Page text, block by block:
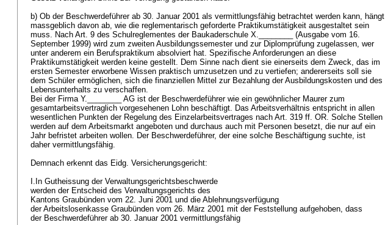
b) Ob der Beschwerdeführer ab 30. Januar 2001 als vermittlungsfähig betrachtet werden kann, hängt
massgeblich davon ab, wie die reglementarisch geforderte Praktikumstätigkeit ausgestaltet sein
muss. Nach Art. 9 des Schulreglementes der Baukaderschule X.________ (Ausgabe vom 16.
September 1999) wird zum zweiten Ausbildungssemester und zur Diplomprüfung zugelassen, wer
unter anderem ein Berufspraktikum absolviert hat. Spezifische Anforderungen an diese
Praktikumstätigkeit werden keine gestellt. Dem Sinne nach dient sie einerseits dem Zweck, das im
ersten Semester erworbene Wissen praktisch umzusetzen und zu vertiefen; andererseits soll sie
dem Schüler ermöglichen, sich die finanziellen Mittel zur Bezahlung der Ausbildungskosten und des
Lebensunterhalts zu verschaffen.
Bei der Firma Y.________ AG ist der Beschwerdeführer wie ein gewöhnlicher Maurer zum
gesamtarbeitsvertraglich vorgesehenen Lohn beschäftigt. Das Arbeitsverhältnis entspricht in allen
wesentlichen Punkten der Regelung des Einzelarbeitsvertrages nach Art. 319 ff. OR. Solche Stellen
werden auf dem Arbeitsmarkt angeboten und durchaus auch mit Personen besetzt, die nur auf ein
Jahr befristet arbeiten wollen. Der Beschwerdeführer, der eine solche Beschäftigung suchte, ist
daher vermittlungsfähig.
Demnach erkennt das Eidg. Versicherungsgericht:
I.In Gutheissung der Verwaltungsgerichtsbeschwerde
werden der Entscheid des Verwaltungsgerichts des
Kantons Graubünden vom 22. Juni 2001 und die Ablehnungsverfügung
der Arbeitslosenkasse Graubünden vom 26. März 2001 mit der Feststellung aufgehoben, dass
der Beschwerdeführer ab 30. Januar 2001 vermittlungsfähig